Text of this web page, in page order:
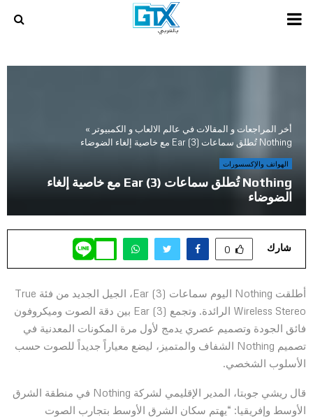
PRIMARY
أخر المراجعات و المقالات في عالم الالعاب و الكمبيوتر »
Nothing تُطلق سماعات Ear (3) مع خاصية إلغاء الضوضاء
الهواتف والإكسسورات
Nothing تُطلق سماعات Ear (3) مع خاصية إلغاء
الضوضاء
شارك 0
أطلقت Nothing اليوم سماعات Ear (3)، الجيل الجديد من فئة True
Wireless Stereo الرائدة. وتجمع Ear (3) بين دقة الصوت وميكروفون
فائق الجودة وتصميم عصري يدمج لأول مرة المكونات المعدنية في
تصميم Nothing الشفاف والمتميز، ليضع معياراً جديداً للصوت حسب
الأسلوب الشخصي.
قال ريشي جوبتا، المدير الإقليمي لشركة Nothing في منطقة الشرق
الأوسط وإفريقيا: “يهتم سكان الشرق الأوسط بتجارب الصوت